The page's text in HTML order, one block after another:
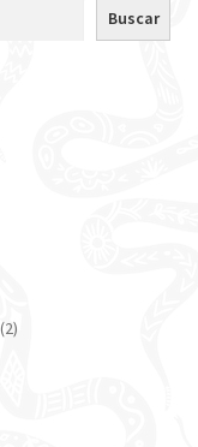
Buscar
22